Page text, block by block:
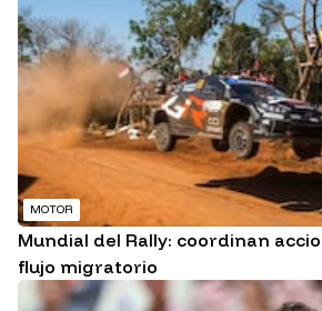
MOTOR
Mundial del Rally: coordinan
flujo migratorio